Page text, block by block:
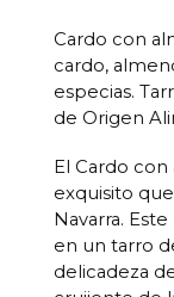
Cardo con
cardo,
especias.
de Origen
El Cardo
exquisito
Navarra.
en un tarro
delicadeza